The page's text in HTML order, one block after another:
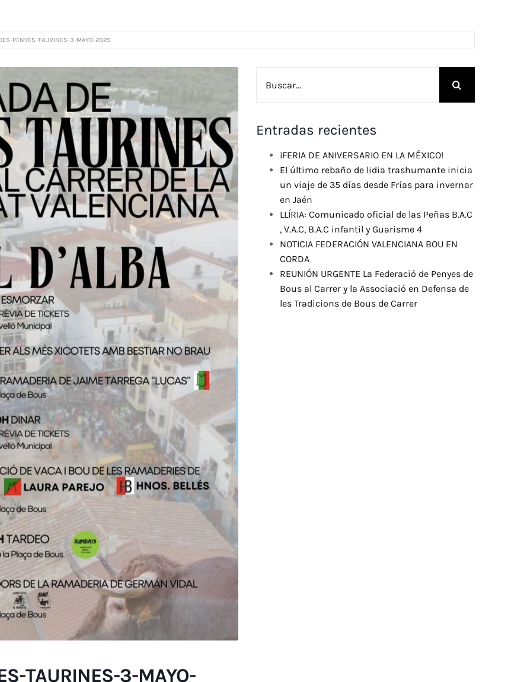
PENYES-TAURINES-3-MAYO-2025
TAURINES-3-MAYO-
Entradas recientes
¡FERIA DE ANIVERSARIO EN LA MÉXICO!
El último rebaño de lidia trashumante inicia
un viaje de 35 días desde Frías para invernar
en Jaén
LLÍRIA: Comunicado oficial de las Peñas B.A.C
, V.A.C, B.A.C infantil y Guarisme 4
NOTICIA FEDERACIÓN VALENCIANA BOU EN
CORDA
REUNIÓN URGENTE La Federació de Penyes de
Bous al Carrer y la Associació en Defensa de
les Tradicions de Bous de Carrer